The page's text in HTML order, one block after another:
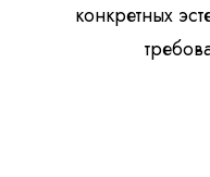
конкретных